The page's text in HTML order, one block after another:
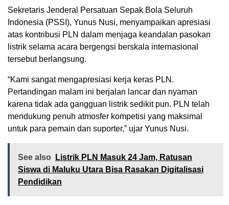
Sekretaris Jenderal Persatuan Sepak Bola Seluruh
Indonesia (PSSI), Yunus Nusi, menyampaikan apresiasi
atas kontribusi PLN dalam menjaga keandalan pasokan
listrik selama acara bergengsi berskala internasional
tersebut berlangsung.
“Kami sangat mengapresiasi kerja keras PLN.
Pertandingan malam ini berjalan lancar dan nyaman
karena tidak ada gangguan listrik sedikit pun. PLN telah
mendukung penuh atmosfer kompetisi yang maksimal
untuk para pemain dan suporter,” ujar Yunus Nusi.
See also
Listrik PLN Masuk 24 Jam, Ratusan
Siswa di Maluku Utara Bisa Rasakan Digitalisasi
Pendidikan